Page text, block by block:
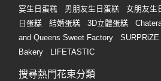
宴生日蛋糕
男朋友生日蛋糕 女朋友生
日蛋糕
結婚蛋糕 3D立體蛋糕
and Queens Sweet Factory
SURPRiZE
Bakery
LIFETASTIC
搜尋熱門花束分類